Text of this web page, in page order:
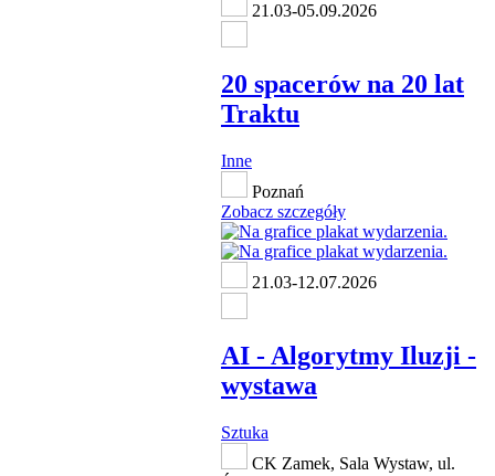
21.03-05.09.2026
20 spacerów na 20 lat
Traktu
Inne
Poznań
Zobacz szczegóły
21.03-12.07.2026
AI - Algorytmy Iluzji -
wystawa
Sztuka
CK Zamek, Sala Wystaw, ul.